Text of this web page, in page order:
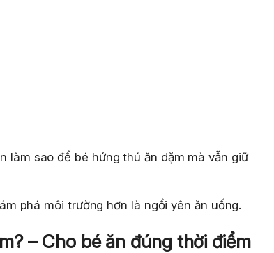
làm sao để bé hứng thú ăn dặm mà vẫn giữ
phá môi trường hơn là ngồi yên ăn uống.
– Cho bé ăn đúng thời điểm